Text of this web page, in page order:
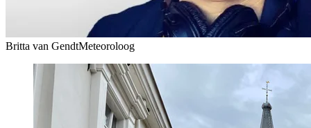
Britta van GendtMeteoroloog